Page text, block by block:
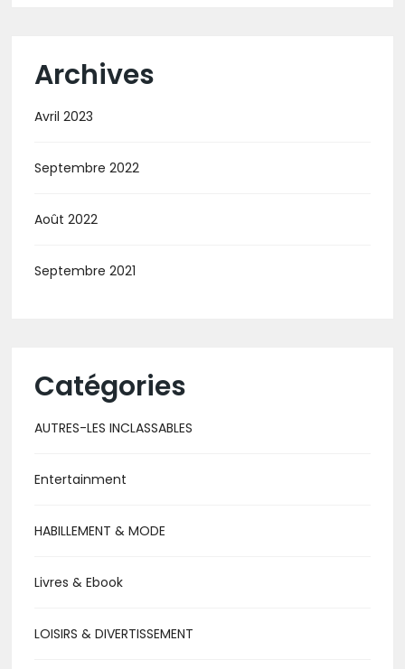
Archives
Avril 2023
Septembre 2022
Août 2022
Septembre 2021
Catégories
AUTRES-LES INCLASSABLES
Entertainment
HABILLEMENT & MODE
Livres & Ebook
LOISIRS & DIVERTISSEMENT